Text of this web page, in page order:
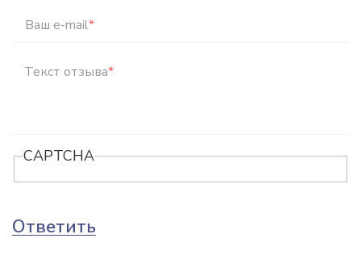
Ваш e-mail*
Текст отзыва*
CAPTCHA
Ответить